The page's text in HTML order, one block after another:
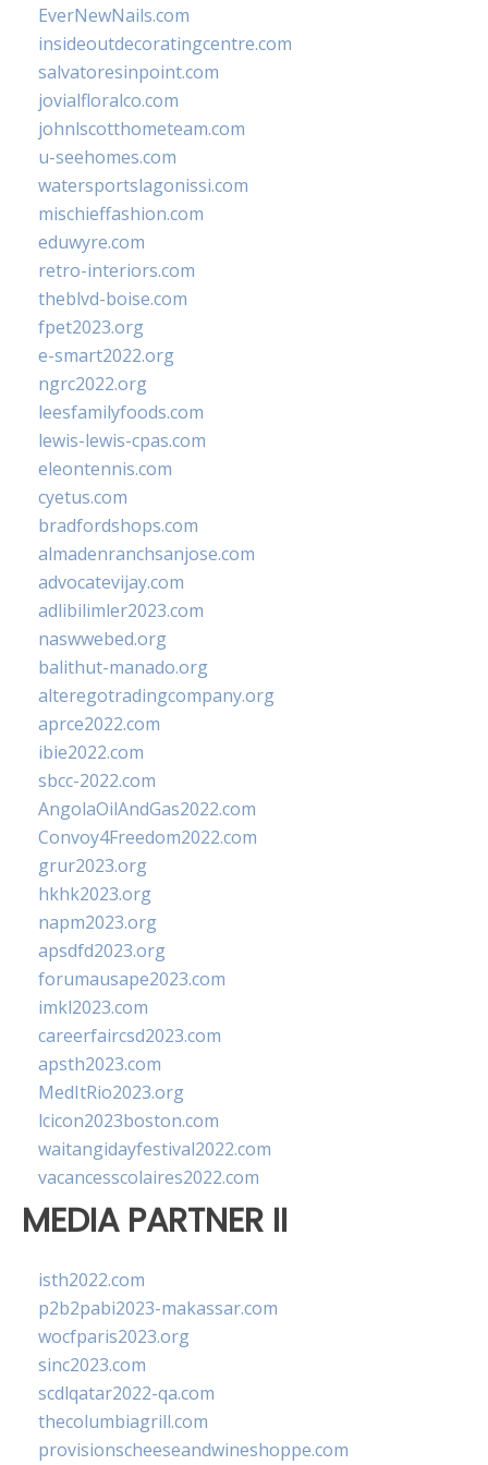
EverNewNails.com
insideoutdecoratingcentre.com
salvatoresinpoint.com
jovialfloralco.com
johnlscotthometeam.com
u-seehomes.com
watersportslagonissi.com
mischieffashion.com
eduwyre.com
retro-interiors.com
theblvd-boise.com
fpet2023.org
e-smart2022.org
ngrc2022.org
leesfamilyfoods.com
lewis-lewis-cpas.com
eleontennis.com
cyetus.com
bradfordshops.com
almadenranchsanjose.com
advocatevijay.com
adlibilimler2023.com
naswwebed.org
balithut-manado.org
alteregotradingcompany.org
aprce2022.com
ibie2022.com
sbcc-2022.com
AngolaOilAndGas2022.com
Convoy4Freedom2022.com
grur2023.org
hkhk2023.org
napm2023.org
apsdfd2023.org
forumausape2023.com
imkl2023.com
careerfaircsd2023.com
apsth2023.com
MedItRio2023.org
lcicon2023boston.com
waitangidayfestival2022.com
vacancesscolaires2022.com
MEDIA PARTNER II
isth2022.com
p2b2pabi2023-makassar.com
wocfparis2023.org
sinc2023.com
scdlqatar2022-qa.com
thecolumbiagrill.com
provisionscheeseandwineshoppe.com